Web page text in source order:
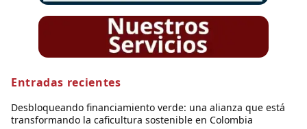
Entradas recientes
Desbloqueando financiamiento verde: una alianza que está
transformando la caficultura sostenible en Colombia